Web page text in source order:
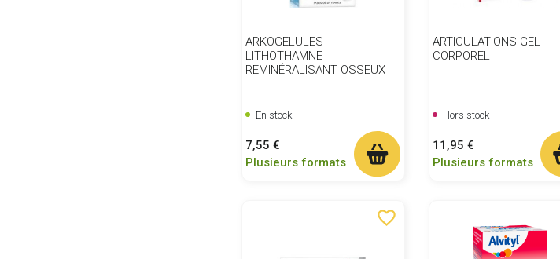
ARKOGELULES
LITHOTHAMNE
REMINÉRALISANT OSSEUX
En stock
Prix
7,55 €
Plusieurs formats
ARTICULATIONS GEL
CORPOREL
Hors stock
Prix
11,95 €
Plusieurs formats
favorite_border